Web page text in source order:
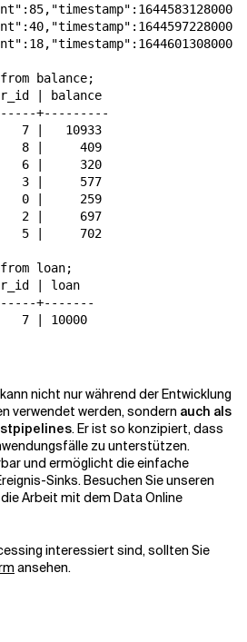
balance;
| balance
+---------
7 |   10933
8 |     409
6 |     320
3 |     577
0 |     259
2 |     697
5 |     702
loan;
| loan
+-------
7 | 10000
kann nicht nur während der Entwicklung
verwendet werden, sondern auch als
. Er ist so konzipiert, dass
zu unterstützen.
und ermöglicht die einfache
Sinks. Besuchen Sie unseren
Arbeit mit dem Data Online
interessiert sind, sollten Sie
ansehen.